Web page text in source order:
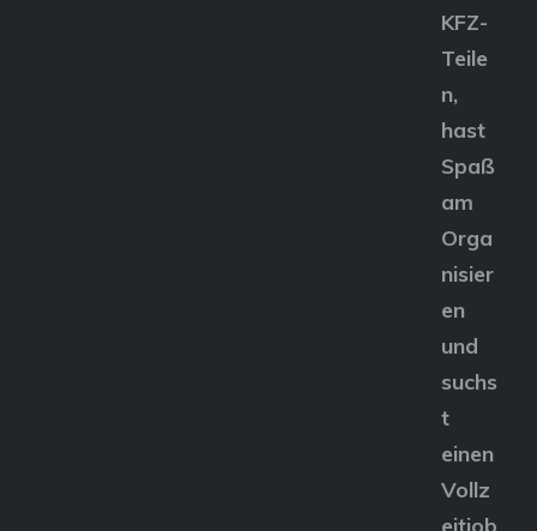
KFZ-
Teile
n,
hast
Spaß
am
Orga
nisier
en
und
suchs
t
einen
Vollz
eitjob